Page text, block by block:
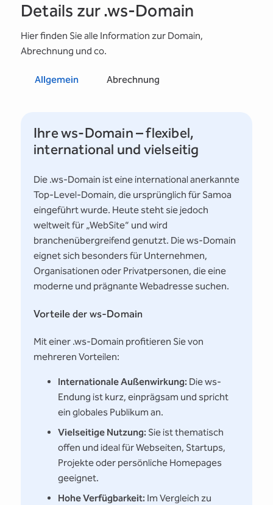
Details zur .ws-Domain
Hier finden Sie alle Information zur Domain,
Abrechnung und co.
Allgemein Abrechnung
Ihre ws-Domain – flexibel,
international und vielseitig
Die .ws-Domain ist eine international anerkannte
Top-Level-Domain, die ursprünglich für Samoa
eingeführt wurde. Heute steht sie jedoch
weltweit für „WebSite“ und wird
branchenübergreifend genutzt. Die ws-Domain
eignet sich besonders für Unternehmen,
Organisationen oder Privatpersonen, die eine
moderne und prägnante Webadresse suchen.
Vorteile der ws-Domain
Mit einer .ws-Domain profitieren Sie von
mehreren Vorteilen:
Internationale Außenwirkung: Die ws-
Endung ist kurz, einprägsam und spricht
ein globales Publikum an.
Vielseitige Nutzung: Sie ist thematisch
offen und ideal für Webseiten, Startups,
Projekte oder persönliche Homepages
geeignet.
Hohe Verfügbarkeit: Im Vergleich zu